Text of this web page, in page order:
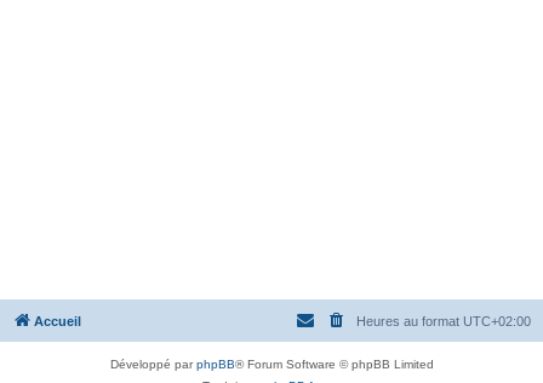
Accueil Heures au format UTC+02:00
Développé parphpBB® Forum Software © phpBB Limited